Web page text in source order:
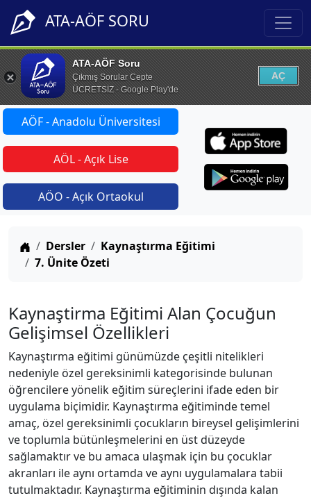
ATA-AÖF SORU
ATA-AÖF Soru
Çıkmış Sorular Cepte
ÜCRETSİZ - Google Play'de
AÇ
AÖF - Anadolu Üniversitesi
AÖL - Açık Lise
AÖO - Açık Ortaokul
Anasayfa
Dersler
Kaynaştırma Eğitimi
7. Ünite Özeti
Kaynaştirma Eğitimi Alan Çocuğun
Gelişimsel Özellikleri
Kaynaştırma eğitimi günümüzde çeşitli nitelikleri
nedeniyle özel gereksinimli kategorisinde bulunan
öğrencilere yönelik eğitim süreçlerini ifade eden bir
uygulama biçimidir. Kaynaştırma eğitiminde temel
amaç, özel gereksinimli çocukların bireysel gelişimlerini
ve toplumla bütünleşmelerini en üst düzeyde
sağlamaktır ve bu amaca ulaşmak için bu çocuklar
akranları ile aynı ortamda ve aynı uygulamalara tabii
tutulmaktadır. Kaynaştırma eğitiminin dışında kalan